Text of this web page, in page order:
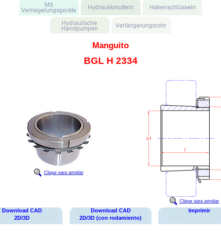
Manguito
BGL H 2334
Clique para ampliar
Clique para ampliar
Download CAD
2D/3D
Download CAD
2D/3D (con rodamiento)
Imprimir